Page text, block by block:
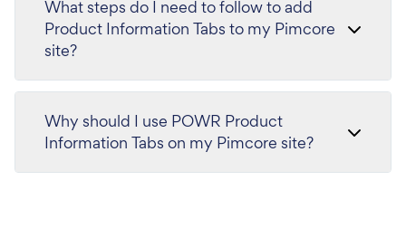
What steps do I need to follow to add
Product Information Tabs to my Pimcore
site?
Why should I use POWR Product
Information Tabs on my Pimcore site?